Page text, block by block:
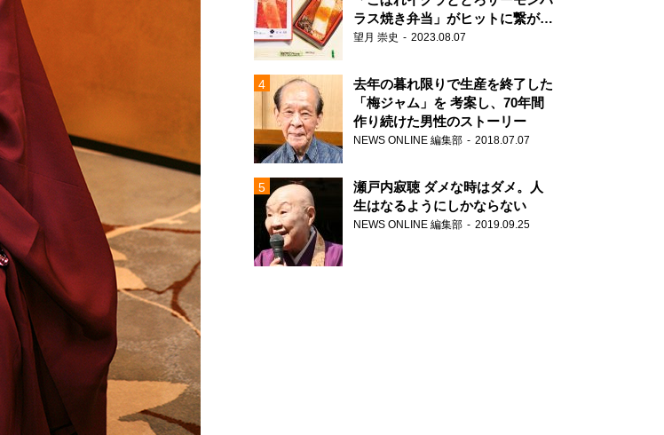
ラス焼き弁当」がヒットに繋がっ
た理由
望月 崇史 2023.08.07
去年の暮れ限りで生産を終了した
「梅ジャム」を 考案し、70年間
作り続けた男性のストーリー
NEWS ONLINE 編集部 2018.07.07
瀬戸内寂聴 ダメな時はダメ。人
生はなるようにしかならない
NEWS ONLINE 編集部 2019.09.25